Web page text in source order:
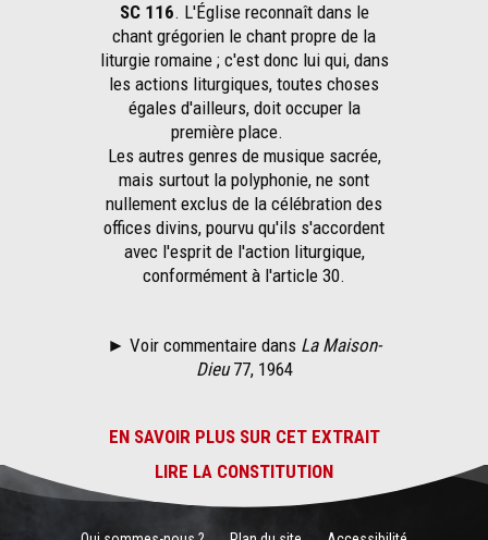
SC 116. L'Église reconnaît dans le
chant grégorien le chant propre de la
liturgie romaine ; c'est donc lui qui, dans
les actions liturgiques, toutes choses
égales d'ailleurs, doit occuper la
première place.
Les autres genres de musique sacrée,
mais surtout la polyphonie, ne sont
nullement exclus de la célébration des
offices divins, pourvu qu'ils s'accordent
avec l'esprit de l'action liturgique,
conformément à l'article 30.
► Voir commentaire dans La Maison-
Dieu77, 1964
EN SAVOIR PLUS SUR CET EXTRAIT
LIRE LA CONSTITUTION